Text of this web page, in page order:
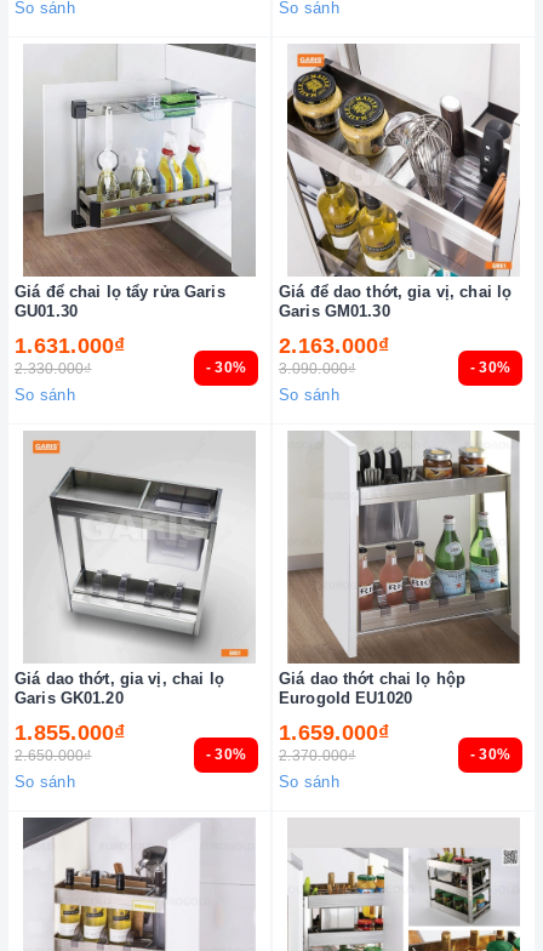
So sánh So sánh
- 30%
Giá để chai lọ tẩy rửa Garis
GU01.30
1.631.000₫
2.330.000₫
So sánh
- 30%
Giá để dao thớt, gia vị, chai lọ
Garis GM01.30
2.163.000₫
3.090.000₫
So sánh
- 30%
Giá dao thớt, gia vị, chai lọ
Garis GK01.20
1.855.000₫
2.650.000₫
So sánh
- 30%
Giá dao thớt chai lọ hộp
Eurogold EU1020
1.659.000₫
2.370.000₫
So sánh